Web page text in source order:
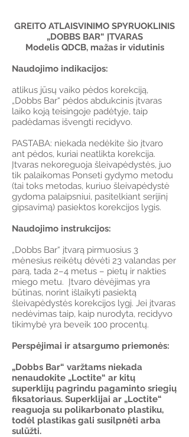
GREITO ATLAISVINIMO SPYRUOKLINIS
„DOBBS BAR“ ĮTVARAS
Modelis QDCB, mažas ir vidutinis
Naudojimo indikacijos:
atlikus jūsų vaiko pėdos korekciją,
„Dobbs Bar“ pėdos abdukcinis įtvaras
laiko koją teisingoje padėtyje, taip
padėdamas išvengti recidyvo.
PASTABA: niekada nedėkite šio įtvaro
ant pėdos, kuriai neatlikta korekcija.
Įtvaras nekoreguoja šleivapėdystės, juo
tik palaikomas Ponseti gydymo metodu
(tai toks metodas, kuriuo šleivapėdystė
gydoma palaipsniui, pasitelkiant serijinį
gipsavimą) pasiektos korekcijos lygis.
Naudojimo instrukcijos:
„Dobbs Bar“ įtvarą pirmuosius 3
mėnesius reikėtų dėvėti 23 valandas per
parą, tada 2–4 metus – pietų ir nakties
miego metu. Įtvaro dėvėjimas yra
būtinas, norint išlaikyti pasiektą
šleivapėdystės korekcijos lygį. Jei įtvaras
nedėvimas taip, kaip nurodyta, recidyvo
tikimybė yra beveik 100 procentų.
Perspėjimai ir atsargumo priemonės:
„Dobbs Bar“ varžtams niekada
nenaudokite „Loctite“ ar kitų
superklijų pagrindu pagaminto sriegių
fiksatoriaus. Superklijai ar „Loctite“
reaguoja su polikarbonato plastiku,
todėl plastikas gali susilpnėti arba
sulūžti.